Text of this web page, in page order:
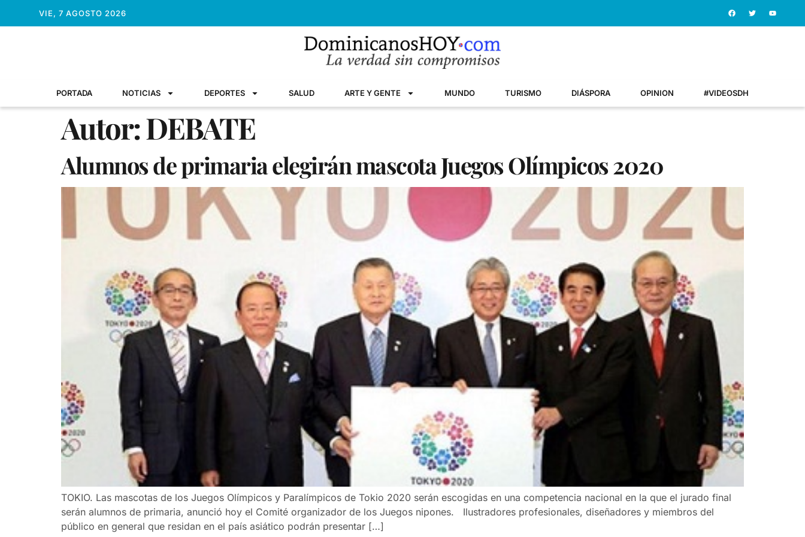
VIE, 7 AGOSTO 2026
PORTADA NOTICIAS DEPORTES SALUD ARTE Y GENTE MUNDO TURISMO DIÁSPORA OPINION #VIDEOSDH
Autor:DEBATE
Alumnos de primaria elegirán mascota Juegos Olímpicos 2020
TOKIO. Las mascotas de los Juegos Olímpicos y Paralímpicos de Tokio 2020 serán escogidas en una competencia nacional en la que el jurado final
serán alumnos de primaria, anunció hoy el Comité organizador de los Juegos nipones. Ilustradores profesionales, diseñadores y miembros del
público en general que residan en el país asiático podrán presentar […]